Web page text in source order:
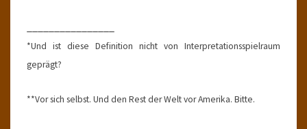
*Und ist diese Definition nicht von Interpretationsspielraum
geprägt?
**Vor sich selbst. Und den Rest der Welt vor Amerika. Bitte.